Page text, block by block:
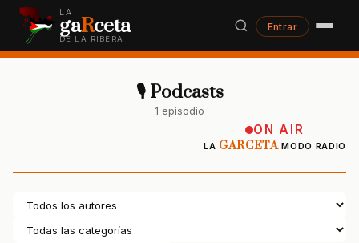
LA
gaRceta
DE LA RIBERA
Entrar
🎙 Podcasts
1 episodio
ON AIR
LA GARCETAMODO RADIO